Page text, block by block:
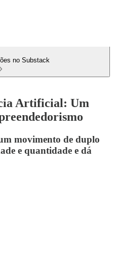
no Substack
Artificial: Um
movimento de duplo
e quantidade e dá